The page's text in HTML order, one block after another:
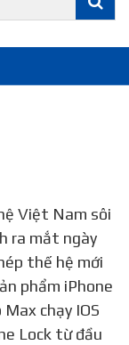
ra mắt ngày
thế hệ mới
phẩm iPhone
chạy IOS
Lock từ đầu